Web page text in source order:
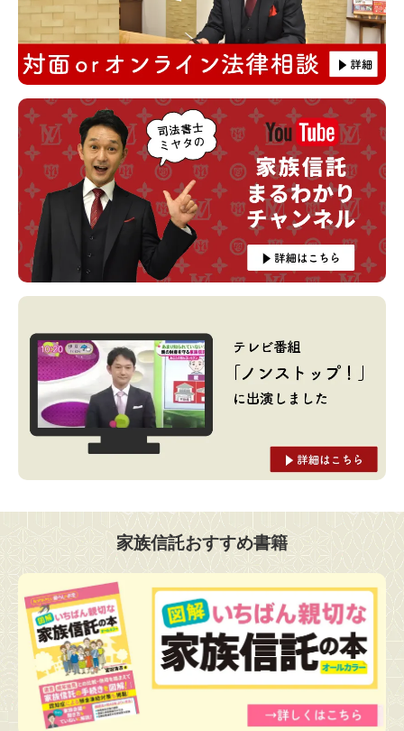
家族信託おすすめ書籍